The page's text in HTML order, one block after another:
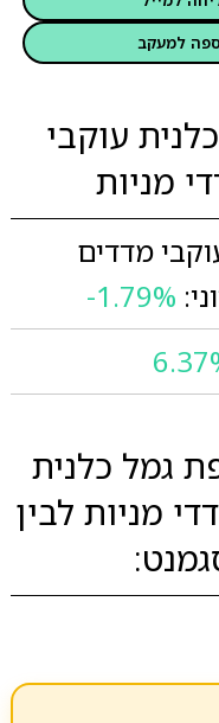
למעקב
עוקבי
מניות
מדדים
-1.79%
גמל כלנית
מניות לבין